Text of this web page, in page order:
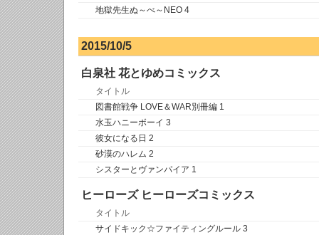
地獄先生ぬ～べ～NEO 4
2015/10/5
白泉社 花とゆめコミックス
タイトル
図書館戦争 LOVE＆WAR別冊編 1
水玉ハニーボーイ 3
彼女になる日 2
砂漠のハレム 2
シスターとヴァンパイア 1
ヒーローズ ヒーローズコミックス
タイトル
サイドキック☆ファイティングルール 3